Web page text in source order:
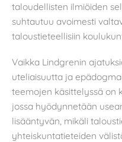
taloudellisten ilmiöiden
suhtautuu avoimesti
taloustieteellisiin
Vaikka Lindgrenin
uteliaisuutta ja
teemojen käsittelyssä on
jossa hyödynnetään
lisääntyvän, mikäli
yhteiskuntatieteiden